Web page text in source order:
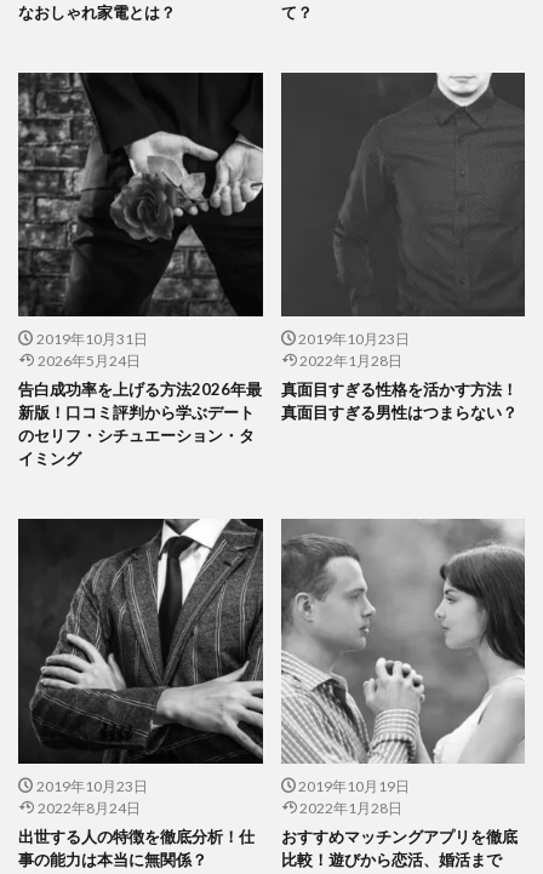
なおしゃれ家電とは？
て？
2019年10月31日
2026年5月24日
告白成功率を上げる方法2026年最
新版！口コミ評判から学ぶデート
のセリフ・シチュエーション・タ
イミング
2019年10月23日
2022年1月28日
真面目すぎる性格を活かす方法！
真面目すぎる男性はつまらない？
2019年10月23日
2022年8月24日
出世する人の特徴を徹底分析！仕
事の能力は本当に無関係？
2019年10月19日
2022年1月28日
おすすめマッチングアプリを徹底
比較！遊びから恋活、婚活まで